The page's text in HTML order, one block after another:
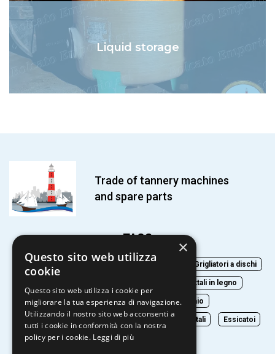
Liquid storage
Trade of tannery machines
and spare parts
TAGS
Pettini grigliatori Macchinari e accessori Grigliatori a dischi
Bottali in legno
Bottali in plastica Bottali in acciaio
Bottalini per campionature Accessori per bottali Essicatoi
Pedane
×
Questo sito web utilizza
cookie
Questo sito web utilizza i cookie per
migliorare la tua esperienza di navigazione.
Utilizzando il nostro sito web acconsenti a
tutti i cookie in conformità con la nostra
policy per i cookie. Leggi di più